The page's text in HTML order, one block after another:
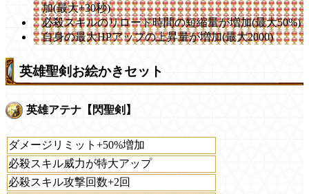
加(最大+30秒)
必殺スキルのリロード時間の短縮量が増加(最大50%)
自身の最大HPアップの上昇量が増加(最大2000)
英雄聖剣お絵かきセット
英雄アテナ【閃聖剣】
ダメージリミット+50%増加
必殺スキル威力が特大アップ
必殺スキル攻撃回数+2回